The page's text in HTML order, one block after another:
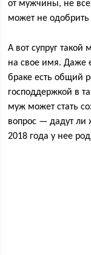
от мужчины, не
может не одобрить
А вот супруг
на свое имя. Даже
браке есть общий
господдержкой в
муж может стать
вопрос — дадут ли
2018 года у нее